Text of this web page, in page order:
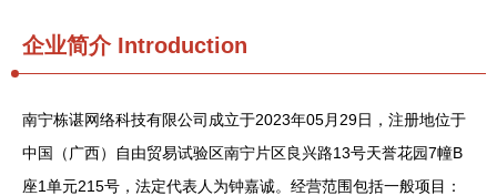
企业简介Introduction
南宁栋谌网络科技有限公司成立于2023年05月29日，注册地位于
中国（广西）自由贸易试验区南宁片区良兴路13号天誉花园7幢B
座1单元215号，法定代表人为钟嘉诚。经营范围包括一般项目：